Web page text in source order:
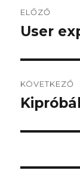
ELŐZŐ
Korábbi
User
KÖVETKEZŐ
Következő